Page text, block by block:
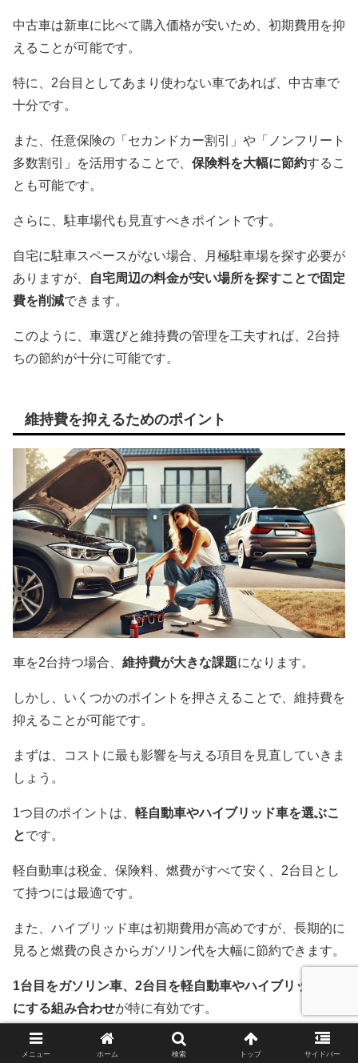
中古車は新車に比べて購入価格が安いため、初期費用を抑
えることが可能です。
特に、2台目としてあまり使わない車であれば、中古車で
十分です。
また、任意保険の「セカンドカー割引」や「ノンフリート
多数割引」を活用することで、 保険料を大幅に節約するこ
とも可能です。
さらに、駐車場代も見直すべきポイントです。
自宅に駐車スペースがない場合、月極駐車場を探す必要が
ありますが、
自宅周辺の料金が安い場所を探すことで固定
費を削減できます。
このように、車選びと維持費の管理を工夫すれば、2台持
ちの節約が十分に可能です。
維持費を抑えるためのポイント
車を2台持つ場合、 維持費が大きな課題になります。
しかし、いくつかのポイントを押さえることで、維持費を
抑えることが可能です。
まずは、コストに最も影響を与える項目を見直していきま
しょう。
1つ目のポイントは、 軽自動車やハイブリッド車を選ぶこ
とです。
軽自動車は税金、保険料、燃費がすべて安く、2台目とし
て持つには最適です。
また、ハイブリッド車は初期費用が高めですが、長期的に
見ると燃費の良さからガソリン代を大幅に節約できます。
1台目をガソリン車、2台目を軽自動車やハイブリッド車
にする組み合わせが特に有効です。
2つ目のポイントは、 保険の見直し です。
メニュー ホーム 検索 トップ サイドバー